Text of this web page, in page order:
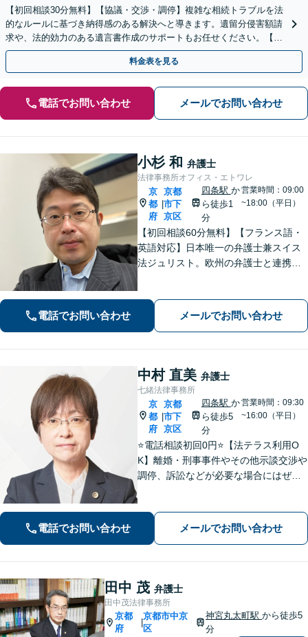
【初回相談30分無料】【協議・交渉・調停】複雑な相続トラブルを法
的なルールに基づき納得感のある解決へと導きます。遺留分侵害額請
求や、法的効力のある遺言書作成のサポートもお任せください。【京
阪丹波橋駅徒歩1分】【初回相談無料】
料金表を見る
電話でお問い合わせ メールでお問い合わせ
小杉 和 弁護士
法律事務所オフィス・エトワレ
京
都
府
|
京都
市下
京区
四条駅 か
ら徒歩1
分
営業時間：09:00
~18:00（平日）
【初回相談60分無料】【フランス語・
英語対応】日本唯一の弁護士兼スイス
法ジュリスト。欧州の弁護士と連携し
上げ／英仏日契約法務／ハーグ条約案
件などお任せ【WEB対応｜休日・夜間
電話でお問い合わせ メールでお問い合わせ
中村 直美 弁護士
七緒法律事務所
京
都
府
|
京都
市下
京区
四条駅 か
ら徒歩5
分
営業時間：09:30
~16:00（平日）
⭐️電話相談初回0円⭐️【法テラス利用O
K】離婚・刑事事件やその他示談交渉や
調停、訴訟などが必要な場合にはぜひ
であることを心がけています【弁護士
歴15年以上】【四条烏丸5分】
電話でお問い合わせ メールでお問い合わせ
田中 茂 弁護士
田中茂法律事務所
京都
府
|
京都市中京
区
神宮丸太町駅から徒歩5
分